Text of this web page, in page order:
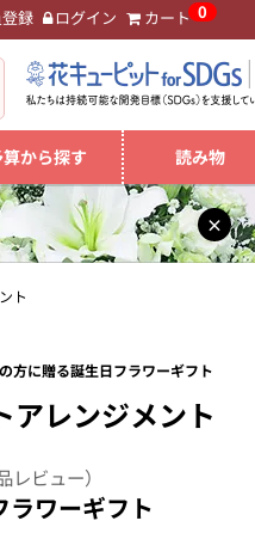
録 ログイン カート 0
から探す 読み物
×
ト
方に贈る誕生日フラワーギフト
アレンジメント
レビュー）
ラワーギフト